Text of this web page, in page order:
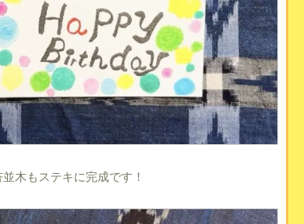
木もステキに完成です！